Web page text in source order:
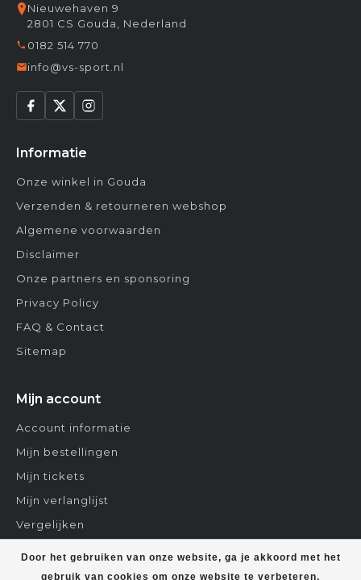
Door het gebruiken van onze website, ga je akkoord met het
gebruik van cookies om onze website te verbeteren.
Nieuwehaven 9
2801 CS Gouda, Nederland
0182 514 770
info@vs-sport.nl
Informatie
Onze winkel in Gouda
Verzenden & retourneren webshop
Algemene voorwaarden
Disclaimer
Onze partners en sponsoring
Privacy Policy
FAQ & Contact
Sitemap
Mijn account
Account informatie
Mijn bestellingen
Mijn tickets
Mijn verlanglijst
Vergelijken